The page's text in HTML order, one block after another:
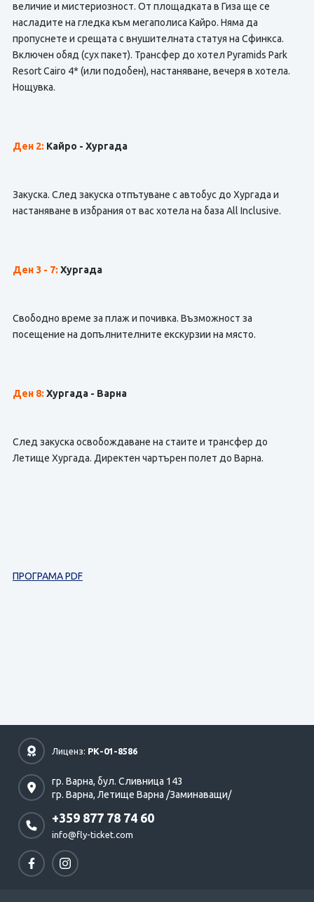
величие и мистериозност. От площадката в Гиза ще се
насладите на гледка към мегаполиса Кайро. Няма да
пропуснете и срещата с внушителната статуя на Сфинкса.
Включен обяд (сух пакет). Трансфер до хотел Pyramids Park
Resort Cairo 4* (или подобен), настаняване, вечеря в хотела.
Нощувка.
Ден 2: Кайро - Хургада
Закуска. След закуска отпътуване с автобус до Хургада и
настаняване в избрания от вас хотела на база All Inclusive.
Ден 3 - 7: Хургада
Свободно време за плаж и почивка. Възможност за
посещение на допълнителните екскурзии на място.
Ден 8: Хургада - Варна
След закуска освобождаване на стаите и трансфер до
Летище Хургада. Директен чартърен полет до Варна.
ПРОГРАМА PDF
Лиценз: РК-01-8586
гр. Варна, бул. Сливница 143
гр. Варна, Летище Варна /Заминаващи/
+359 877 78 74 60
info@fly-ticket.com